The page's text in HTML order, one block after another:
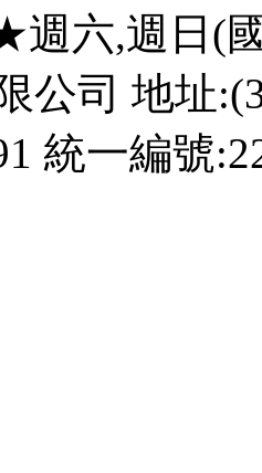
週六,週日(
公司 地址
統一編號